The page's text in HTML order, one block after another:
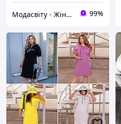
Модасвіту - Жіночий одяг 99%